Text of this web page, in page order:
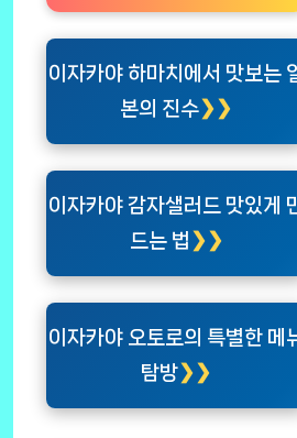
이자카야 하마치에서 맛보는
본의 진수
이자카야 감자샐러드 맛있게
드는 법
이자카야 오토로의 특별한 메
탐방